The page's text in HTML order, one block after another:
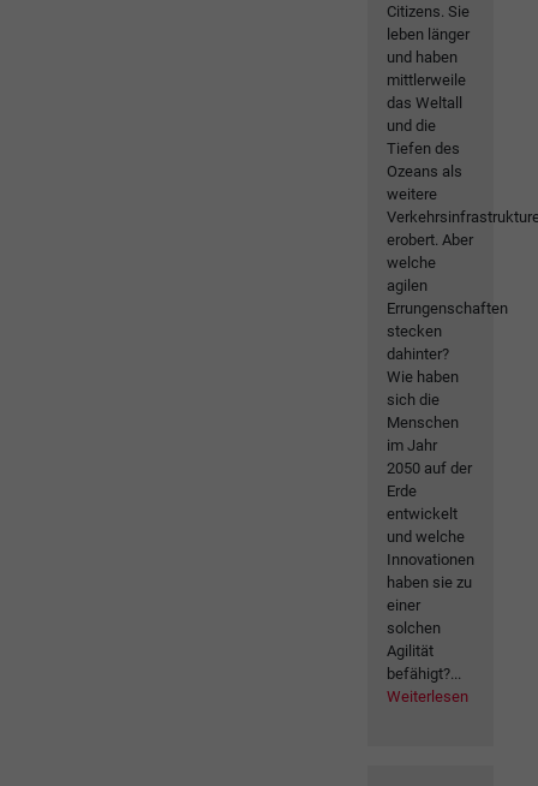
Citizens. Sie
leben länger
und haben
mittlerweile
das Weltall
und die
Tiefen des
Ozeans als
weitere
erobert. Aber
welche
agilen
Errungenschaften
stecken
dahinter?
Wie haben
sich die
Menschen
im Jahr
2050 auf der
Erde
entwickelt
und welche
Innovationen
haben sie zu
einer
solchen
Agilität
befähigt?...
Weiterlesen